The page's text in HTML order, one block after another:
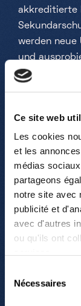
Ce site web
Les cookies
et les
médias
partageons
notre site avec
publicité et
avec d'autres
ou qu'ils ont
Nécessaires
akkreditierte
werden neue
und
wie der
Themen der
es den
interaktiv zu
Informationen
hier:http://